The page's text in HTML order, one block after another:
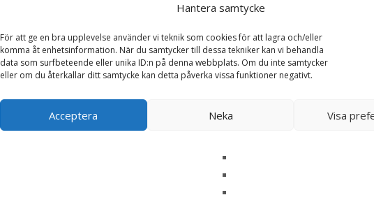
Hantera samtycke
För att ge en bra upplevelse använder vi teknik som cookies för att lagra och/eller
komma åt enhetsinformation. När du samtycker till dessa tekniker kan vi behandla
data som surfbeteende eller unika ID:n på denna webbplats. Om du inte samtycker
eller om du återkallar ditt samtycke kan detta påverka vissa funktioner negativt.
Acceptera Neka Visa
hjälpa till med symptom som klåda, hudproblem och
kombinera detta foder med andra typer av mat? För
resultat bör Hill’s z/d Food Sensitives som enda foder.
dock kombinera z/d Food Sensitives våtfoder med z/
Sensitives torrfoder vilket gör smakupplevelsen
hund. Köp torrfodret här. – EAN: 052742039725
LÄS MERA & KÖP